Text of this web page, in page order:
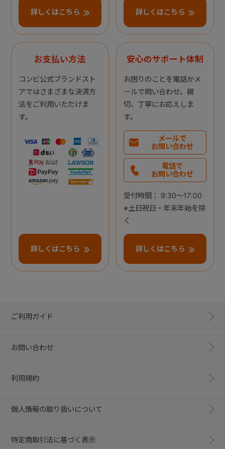
詳しくはこちら 詳しくはこちら
お支払い方法
コンビ公式ブランドスト
アではさまざまな決済方
法をご利用いただけま
す。
詳しくはこちら
安心のサポート体制
お困りのことを電話かメ
ールで問い合わせ。親
切、丁寧にお応えしま
す。
メールで
お問い合わせ
電話で
お問い合わせ
受付時間： 9:30～17:00
※土日祝日・年末年始を除
く
詳しくはこちら
ご利用ガイド
お問い合わせ
利用規約
個人情報の取り扱いについて
特定商取引法に基づく表示